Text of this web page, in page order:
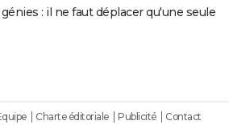
: il ne faut déplacer qu'une seule
Charte éditoriale Publicité
Contact